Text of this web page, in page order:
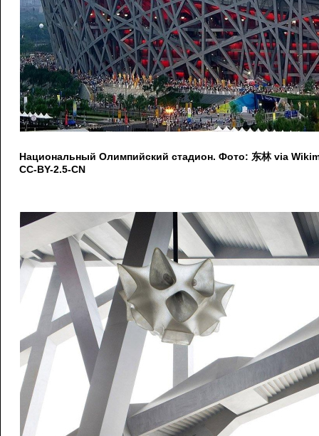
Национальный Олимпийский стадион. Фото: 东林 via
CC-BY-2.5-CN